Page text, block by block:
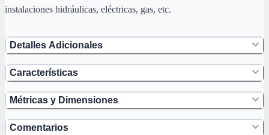
instalaciones hidráulicas, eléctricas, gas, etc.
Detalles Adicionales
Características
Métricas y Dimensiones
Comentarios